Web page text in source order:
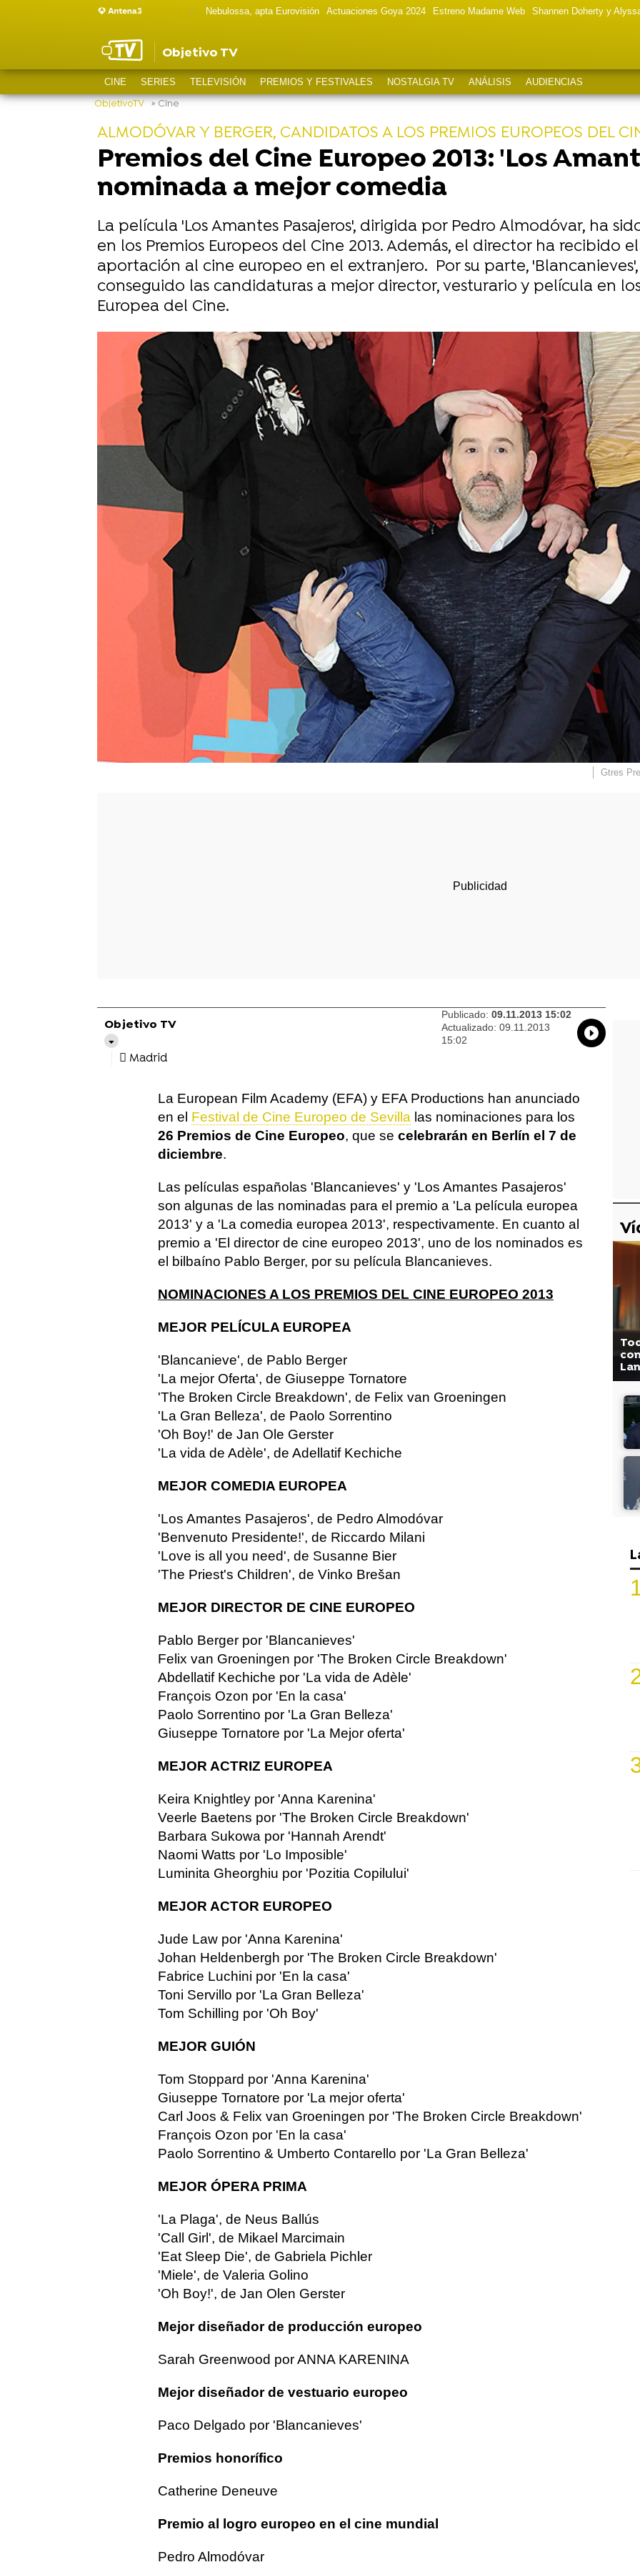
Nebulossa, apta Eurovisión Actuaciones Goya 2024 Estreno Madame Web Shannen Doherty y
Objetivo TV
CINE SERIES TELEVISIÓN PREMIOS Y FESTIVALES NOSTALGIA TV ANÁLISIS AUDIENCIAS
ObjetivoTV » Cine
ALMODÓVAR Y BERGER, CANDIDATOS A LOS PREMIOS EUROPEOS DEL
Premios del Cine Europeo 2013: 'Los
nominada a mejor comedia
La película 'Los Amantes Pasajeros', dirigida por Pedro Almodóvar, ha
en los Premios Europeos del Cine 2013. Además, el director ha recibido
aportación al cine europeo en el extranjero. Por su parte,
conseguido las candidaturas a mejor director, vesturario y película en
Europea del Cine.
Gtres
Objetivo TV
Madrid
Publicado: 09.11.2013 15:02
Actualizado: 09.11.2013
15:02
Whatsapp
La European Film Academy (EFA) y EFA Productions han anunciado
en el Festival de Cine Europeo de Sevilla las nominaciones para los
26 Premios de Cine Europeo, que se celebrarán en Berlín el 7 de
diciembre.
Las películas españolas 'Blancanieves' y 'Los Amantes Pasajeros'
son algunas de las nominadas para el premio a 'La película europea
2013' y a 'La comedia europea 2013', respectivamente. En cuanto al
premio a 'El director de cine europeo 2013', uno de los nominados es
el bilbaíno Pablo Berger, por su película Blancanieves.
NOMINACIONES A LOS PREMIOS DEL CINE EUROPEO 2013
MEJOR PELÍCULA EUROPEA
'Blancanieve', de Pablo Berger
'La mejor Oferta', de Giuseppe Tornatore
'The Broken Circle Breakdown', de Felix van Groeningen
'La Gran Belleza', de Paolo Sorrentino
'Oh Boy!' de Jan Ole Gerster
'La vida de Adèle', de Adellatif Kechiche
MEJOR COMEDIA EUROPEA
'Los Amantes Pasajeros', de Pedro Almodóvar
'Benvenuto Presidente!', de Riccardo Milani
'Love is all you need', de Susanne Bier
'The Priest's Children', de Vinko Brešan
MEJOR DIRECTOR DE CINE EUROPEO
Pablo Berger por 'Blancanieves'
Felix van Groeningen por 'The Broken Circle Breakdown'
Abdellatif Kechiche por 'La vida de Adèle'
François Ozon por 'En la casa'
Paolo Sorrentino por 'La Gran Belleza'
Giuseppe Tornatore por 'La Mejor oferta'
MEJOR ACTRIZ EUROPEA
Keira Knightley por 'Anna Karenina'
Veerle Baetens por 'The Broken Circle Breakdown'
Barbara Sukowa por 'Hannah Arendt'
Naomi Watts por 'Lo Imposible'
Luminita Gheorghiu por 'Pozitia Copilului'
MEJOR ACTOR EUROPEO
Jude Law por 'Anna Karenina'
Johan Heldenbergh por 'The Broken Circle Breakdown'
Fabrice Luchini por 'En la casa'
Toni Servillo por 'La Gran Belleza'
Tom Schilling por 'Oh Boy'
MEJOR GUIÓN
Tom Stoppard por 'Anna Karenina'
Giuseppe Tornatore por 'La mejor oferta'
Carl Joos & Felix van Groeningen por 'The Broken Circle Breakdown'
François Ozon por 'En la casa'
Paolo Sorrentino & Umberto Contarello por 'La Gran Belleza'
MEJOR ÓPERA PRIMA
'La Plaga', de Neus Ballús
'Call Girl', de Mikael Marcimain
'Eat Sleep Die', de Gabriela Pichler
'Miele', de Valeria Golino
'Oh Boy!', de Jan Olen Gerster
Mejor diseñador de producción europeo
Sarah Greenwood por ANNA KARENINA
Mejor diseñador de vestuario europeo
Paco Delgado por 'Blancanieves'
Premios honorífico
Catherine Deneuve
Premio al logro europeo en el cine mundial
Pedro Almodóvar